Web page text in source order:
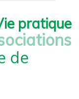
pratique
de